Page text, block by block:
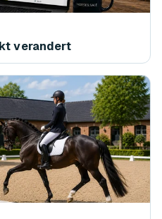
verandert